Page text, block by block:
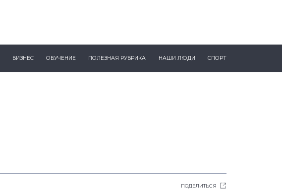
БИЗНЕС ОБУЧЕНИЕ ПОЛЕЗНАЯ РУБРИКА НАШИ ЛЮДИ СПОРТ
ПОДЕЛИТЬСЯ